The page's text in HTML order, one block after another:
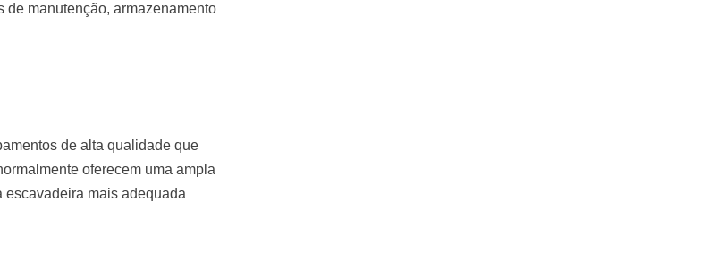
de manutenção, armazenamento
de alta qualidade que
oferecem uma ampla
escavadeira mais adequada